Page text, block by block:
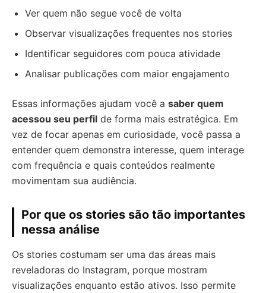
Ver quem não segue você de volta
Observar visualizações frequentes nos stories
Identificar seguidores com pouca atividade
Analisar publicações com maior engajamento
Essas informações ajudam você a saber quem
acessou seu perfil de forma mais estratégica. Em
vez de focar apenas em curiosidade, você passa a
entender quem demonstra interesse, quem interage
com frequência e quais conteúdos realmente
movimentam sua audiência.
Por que os stories são tão importantes
nessa análise
Os stories costumam ser uma das áreas mais
reveladoras do Instagram, porque mostram
visualizações enquanto estão ativos. Isso permite